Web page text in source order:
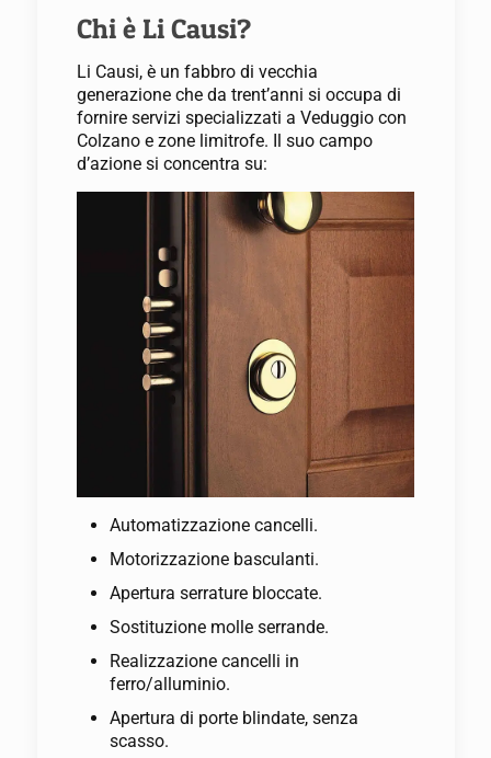
Chi è Li Causi?
Li Causi, è un fabbro di vecchia
generazione che da trent’anni si occupa di
fornire servizi specializzati a Veduggio con
Colzano e zone limitrofe. Il suo campo
d’azione si concentra su:
Automatizzazione cancelli.
Motorizzazione basculanti.
Apertura serrature bloccate.
Sostituzione molle serrande.
Realizzazione cancelli in
ferro/alluminio.
Apertura di porte blindate, senza
scasso.